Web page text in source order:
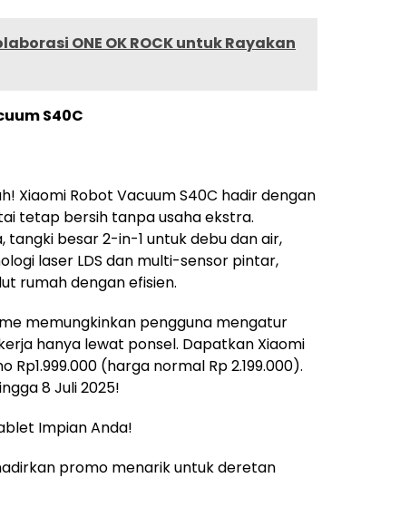
ONE OK ROCK untuk Rayakan
S40C
Xiaomi Robot Vacuum S40C hadir dengan
tetap bersih tanpa usaha ekstra.
tangki besar 2-in-1 untuk debu dan air,
laser LDS dan multi-sensor pintar,
rumah dengan efisien.
memungkinkan pengguna mengatur
hanya lewat ponsel. Dapatkan Xiaomi
(harga normal Rp 2.199.000).
8 Juli 2025!
Impian Anda!
promo menarik untuk deretan